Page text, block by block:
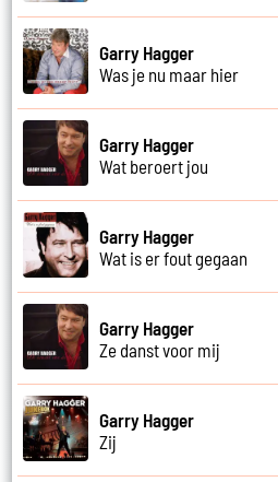
Garry Hagger
Was je nu maar hier
Garry Hagger
Wat beroert jou
Garry Hagger
Wat is er fout gegaan
Garry Hagger
Ze danst voor mij
Garry Hagger
Zij